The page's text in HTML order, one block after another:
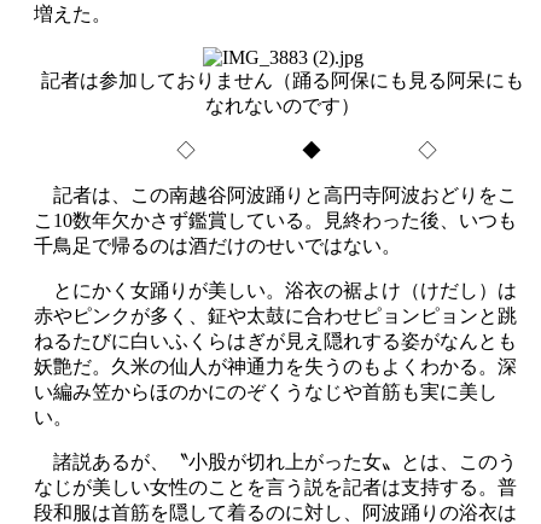
増えた。
記者は参加しておりません（踊る阿保にも見る阿呆にも
なれないのです）
◇ ◆ ◇
記者は、この南越谷阿波踊りと高円寺阿波おどりをこ
こ10数年欠かさず鑑賞している。見終わった後、いつも
千鳥足で帰るのは酒だけのせいではない。
とにかく女踊りが美しい。浴衣の裾よけ（けだし）は
赤やピンクが多く、鉦や太鼓に合わせピョンピョンと跳
ねるたびに白いふくらはぎが見え隠れする姿がなんとも
妖艶だ。久米の仙人が神通力を失うのもよくわかる。深
い編み笠からほのかにのぞくうなじや首筋も実に美し
い。
諸説あるが、〝小股が切れ上がった女〟とは、このう
なじが美しい女性のことを言う説を記者は支持する。普
段和服は首筋を隠して着るのに対し、阿波踊りの浴衣は